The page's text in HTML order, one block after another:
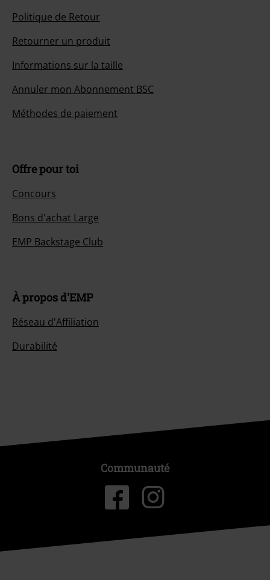
Politique de Retour
Retourner un produit
Informations sur la taille
Annuler mon Abonnement BSC
Méthodes de paiement
Offre pour toi
Concours
Bons d'achat Large
EMP Backstage Club
À propos d'EMP
Réseau d'Affiliation
Durabilité
Communauté